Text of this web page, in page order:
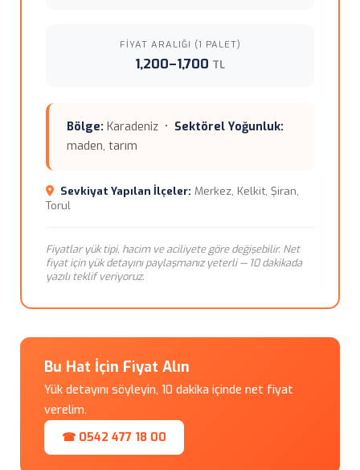
FIYAT ARALIĞI (1 PALET)
1,200–1,700 TL
Bölge: Karadeniz • Sektörel Yoğunluk:
maden, tarım
Sevkiyat Yapılan İlçeler: Merkez, Kelkit, Şiran,
Torul
Fiyatlar yük tipi, hacim ve aciliyete göre değişebilir. Net
fiyat için yük detayını paylaşmanız yeterli — 10 dakikada
yazılı teklif veriyoruz.
Bu Hat İçin Fiyat Alın
Yük detayını söyleyin, 10 dakika içinde net fiyat
verelim.
☎ 0542 477 18 00